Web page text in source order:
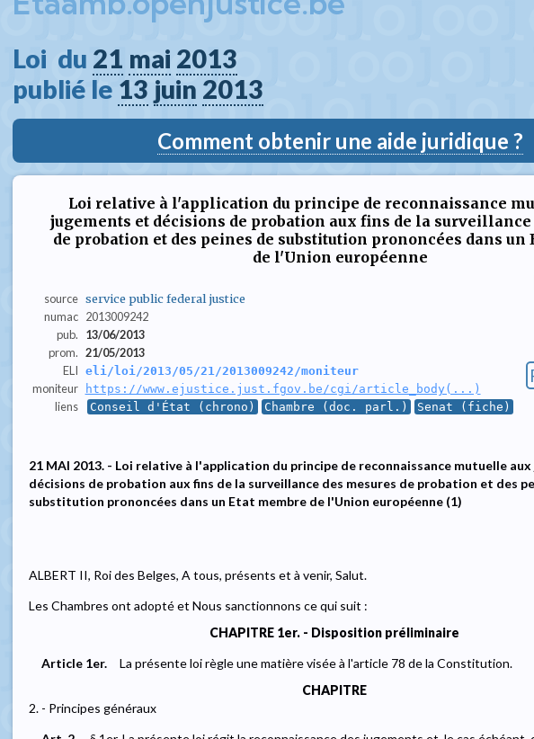
Loi  du 21 mai 2013
publié le 13 juin 2013
Comment obtenir une aide juridique ?
Loi relative à l'application du principe de reconnaissance
jugements et décisions de probation aux fins de la surveillance
de probation et des peines de substitution prononcées dans un
de l'Union européenne
source service public federal justice
numac 2013009242
pub.
13/06/2013
prom. 21/05/2013
ELI eli/loi/2013/05/21/2013009242/moniteur
moniteur https://www.ejustice.just.fgov.be/cgi/article_body(...)
liens Conseil d'État (chrono) Chambre (doc. parl.) Senat (fiche)
21 MAI 2013. - Loi relative à l'application du principe de reconnaissance mutuelle
décisions de probation aux fins de la surveillance des mesures de probation et des
substitution prononcées dans un Etat membre de l'Union européenne (1)
ALBERT II, Roi des Belges, A tous, présents et à venir, Salut.
Les Chambres ont adopté et Nous sanctionnons ce qui suit :
CHAPITRE 1er. - Disposition préliminaire
Article 1er.
La présente loi règle une matière visée à l'article 78 de la Constitution.
CHAPITRE
2. - Principes généraux